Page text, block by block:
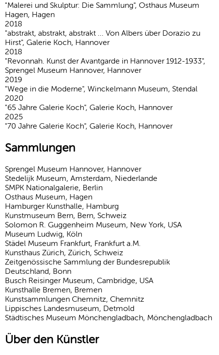
"Malerei und Skulptur: Die Sammlung", Osthaus Museum
Hagen, Hagen
2018
"abstrakt, abstrakt, abstrakt ... Von Albers über Dorazio zu
Hirst", Galerie Koch, Hannover
2018
"Revonnah. Kunst der Avantgarde in Hannover 1912-1933",
Sprengel Museum Hannover, Hannover
2019
"Wege in die Moderne", Winckelmann Museum, Stendal
2020
"65 Jahre Galerie Koch", Galerie Koch, Hannover
2025
"70 Jahre Galerie Koch", Galerie Koch, Hannover
Sammlungen
Sprengel Museum Hannover, Hannover
Stedelijk Museum, Amsterdam, Niederlande
SMPK Nationalgalerie, Berlin
Osthaus Museum, Hagen
Hamburger Kunsthalle, Hamburg
Kunstmuseum Bern, Bern, Schweiz
Solomon R. Guggenheim Museum, New York, USA
Museum Ludwig, Köln
Städel Museum Frankfurt, Frankfurt a.M.
Kunsthaus Zürich, Zürich, Schweiz
Zeitgenössische Sammlung der Bundesrepublik
Deutschland, Bonn
Busch Reisinger Museum, Cambridge, USA
Kunsthalle Bremen, Bremen
Kunstsammlungen Chemnitz, Chemnitz
Lippisches Landesmuseum, Detmold
Städtisches Museum Mönchengladbach, Mönchengladbach
Über den Künstler